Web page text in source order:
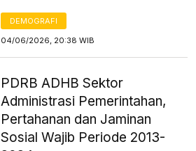
DEMOGRAFI
04/06/2026, 20:38 WIB
PDRB ADHB Sektor
Administrasi Pemerintahan,
Pertahanan dan Jaminan
Sosial Wajib Periode 2013-